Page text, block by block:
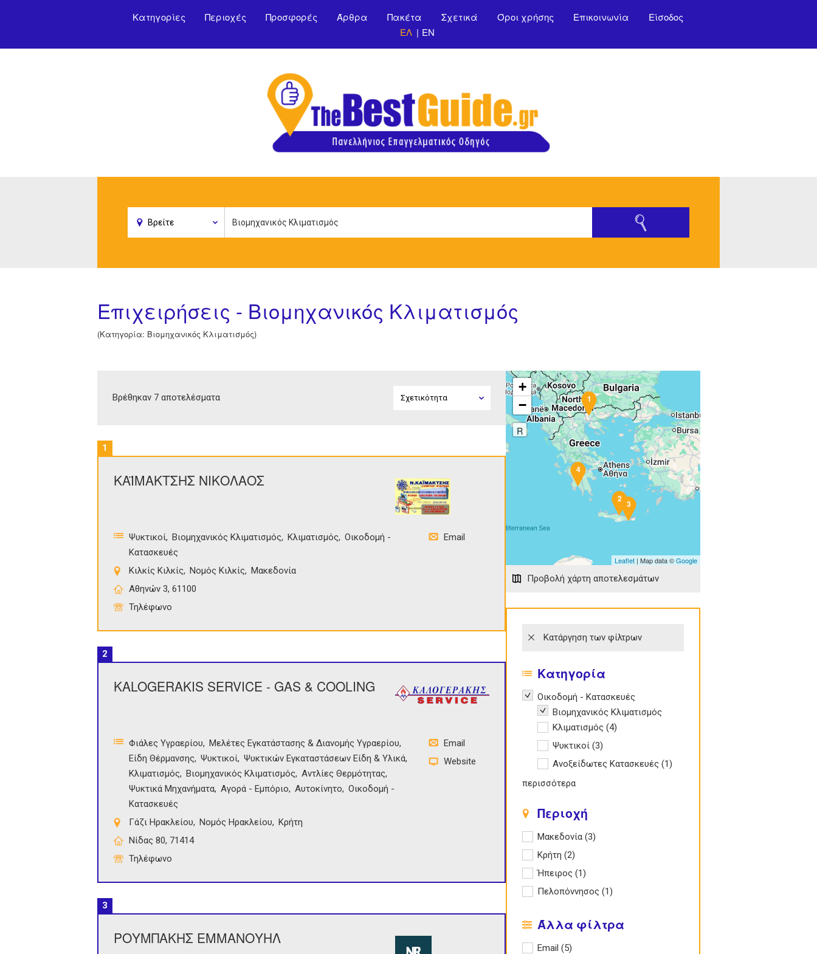
κυρίως περιεχόμενο
Κατηγορίες Περιοχές Προσφορές Άρθρα Πακέτα Σχετικά Όροι χρήσης Επικοινωνία
Είσοδος
ΕΛ
EN
Επιχειρήσεις - Βιομηχανικός Κλιματισμός
(Κατηγορία: Βιομηχανικός Κλιματισμός)
Βρέθηκαν 7 αποτελέσματα
1
ΚΑΪΜΑΚΤΣΗΣ ΝΙΚΟΛΑΟΣ
Ψυκτικοί Βιομηχανικός Κλιματισμός Κλιματισμός
Οικοδομή -
Κατασκευές
Κιλκίς Κιλκίς
Νομός Κιλκίς
Μακεδονία
Αθηνών 3, 61100
Τηλέφωνο
Email
2
KALOGERAKIS SERVICE - GAS & COOLING
Φιάλες Υγραερίου
Μελέτες Εγκατάστασης & Διανομής Υγραερίου
Είδη Θέρμανσης
Ψυκτικοί Ψυκτικών Εγκαταστάσεων Είδη & Υλικά
Κλιματισμός
Βιομηχανικός Κλιματισμός
Αντλίες Θερμότητας
Ψυκτικά Μηχανήματα Αγορά - Εμπόριο Αυτοκίνητο
Οικοδομή -
Κατασκευές
Γάζι Ηρακλείου
Νομός Ηρακλείου
Κρήτη
Νίδας 80, 71414
Τηλέφωνο
Email
Website
3
ΡΟΥΜΠΑΚΗΣ ΕΜΜΑΝΟΥΗΛ
1
2 3
4
+
−
R
Leaflet | Map data ©Google
Προβολή χάρτη αποτελεσμάτων
Κατάργηση των φίλτρων
Κατηγορία
Remove Οικοδομή - Κατασκευές filter
Οικοδομή - Κατασκευές
Remove Βιομηχανικός Κλιματισμός filter
Βιομηχανικός Κλιματισμός
Apply Κλιματισμός filter
Κλιματισμός (4)
Apply Ψυκτικοί filter
Ψυκτικοί (3)
Apply Ανοξείδωτες Κατασκευές filter
Ανοξείδωτες Κατασκευές (1)
περισσότερα
Περιοχή
Apply Μακεδονία filter
Μακεδονία (3)
Apply Κρήτη filter
Κρήτη (2)
Apply Ήπειρος filter
Ήπειρος (1)
Apply Πελοπόννησος filter
Πελοπόννησος (1)
Άλλα φίλτρα
Apply Email filter
Email (5)